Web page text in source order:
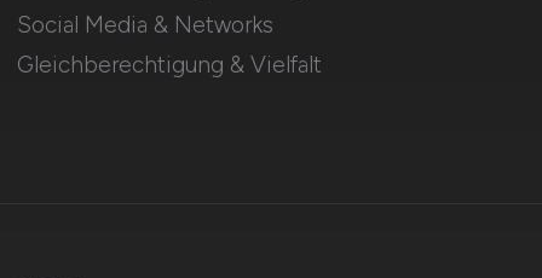
Social Media & Networks
Gleichberechtigung & Vielfalt